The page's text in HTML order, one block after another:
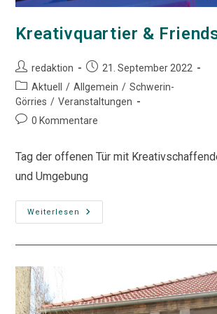
Kreativquartier &
Beitrags-
Autor:
redaktion
Beitrag
veröffentlicht:
21. September 2022
Beitrags-
Kategorie:
Aktuell / Allgemein / Schwerin-
Görries / Veranstaltungen
Beitrags-
0 Kommentare
Tag der offenen Tür mit
und Umgebung
Weiterlesen
Kreativquartier
&
On